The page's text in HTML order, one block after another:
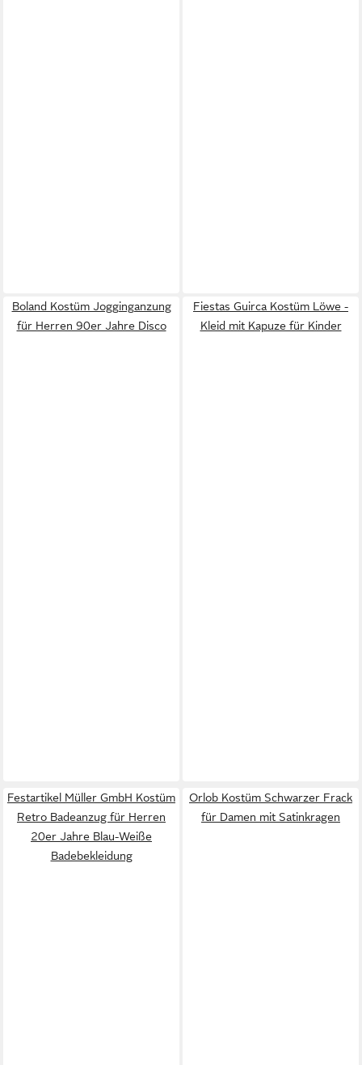
Boland Kostüm Jogginganzung
für Herren 90er Jahre Disco
Fiestas Guirca Kostüm Löwe -
Kleid mit Kapuze für Kinder
Festartikel Müller GmbH Kostüm
Retro Badeanzug für Herren
20er Jahre Blau-Weiße
Badebekleidung
Orlob Kostüm Schwarzer Frack
für Damen mit Satinkragen